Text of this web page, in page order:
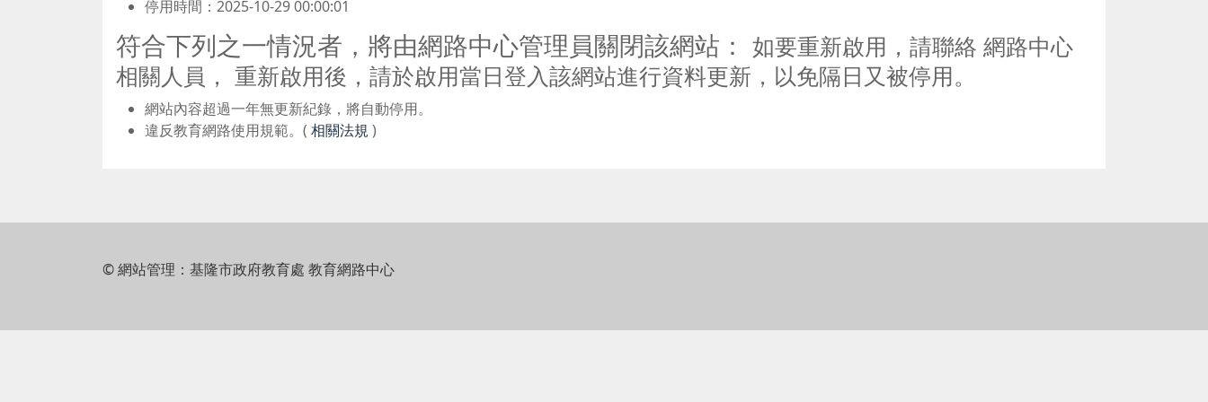
停用時間：2025-10-29 00:00:01
符合下列之一情況者，將由網路中心管理員關閉該網站： 如要重新啟用，請聯絡 網路中心
相關人員， 重新啟用後，請於啟用當日登入該網站進行資料更新，以免隔日又被停用。
網站內容超過一年無更新紀錄，將自動停用。
違反教育網路使用規範。( 相關法規 )
© 網站管理：基隆市政府教育處 教育網路中心